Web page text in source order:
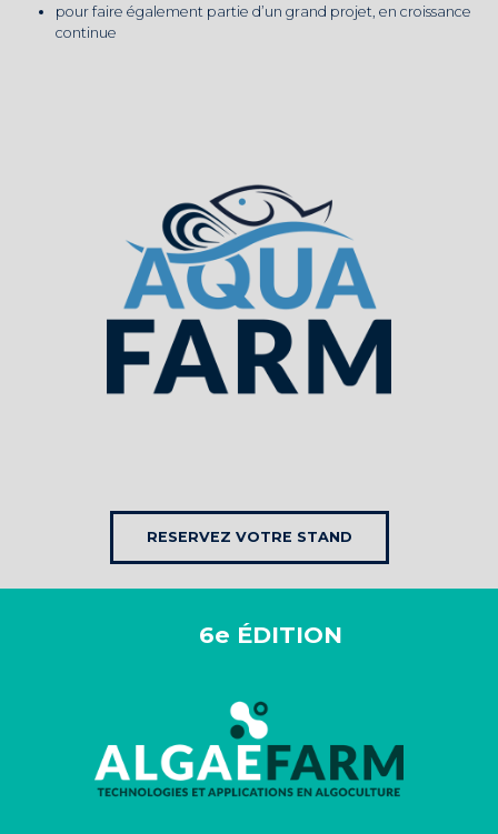
pour faire également partie d’un grand projet, en croissance
continue
RESERVEZ VOTRE STAND
6e ÉDITION